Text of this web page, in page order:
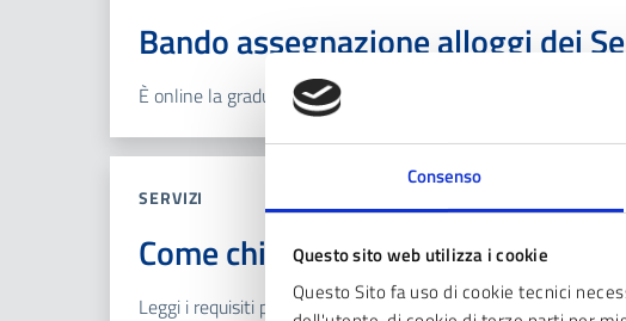
Consenso
Questo sito web utilizza i cookie
Questo Sito fa uso di cookie tecnici
Bando assegnazione alloggi dei
È online la graduatoria definitiva del bando SAP 2025,
SERVIZI
Come chiedere un Servizio
Leggi i requisiti per fare richiesta per un’abitazione del